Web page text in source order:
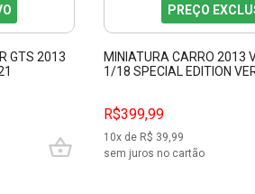
GTS 2013
PREÇO
MINIATURA CARRO 2013
1/18 SPECIAL EDITION
R$399,99
10x de R$ 39,99
sem juros no cartão